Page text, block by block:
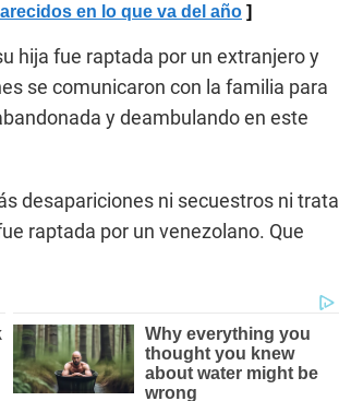
en lo que va del año
hija fue raptada por un extranjero y
se comunicaron con la familia para
y deambulando en este
desapariciones ni secuestros ni trata
raptada por un venezolano. Que